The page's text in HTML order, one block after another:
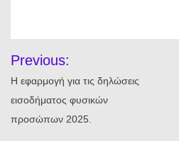
άρθρων
Previous:
Η εφαρμογή για τις δηλώσεις
εισοδήματος φυσικών
προσώπων 2025.